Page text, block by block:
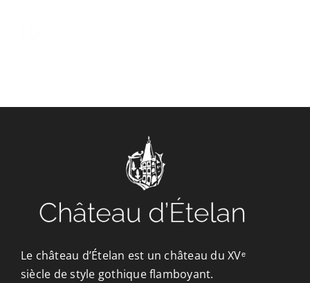
VENIR
NOUS SUIVRE
L’ASSOCIATION
Le château d’Ételan est un château du XVᵉ
siècle de style gothique flamboyant.